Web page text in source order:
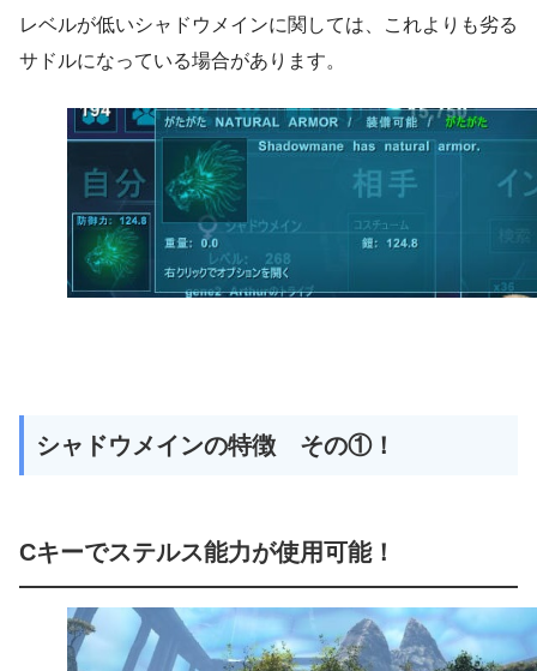
レベルが低いシャドウメインに関しては、これよりも劣る
サドルになっている場合があります。
シャドウメインの特徴 その①！
Cキーでステルス能力が使用可能！